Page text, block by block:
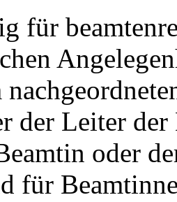
für
der Leiter
oder
für